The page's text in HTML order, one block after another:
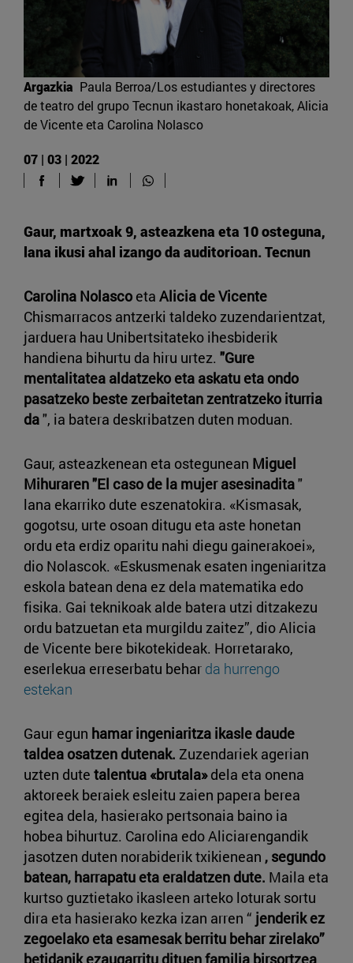
Argazkia Paula Berroa/Los estudiantes y directores
de teatro del grupo Tecnun ikastaro honetakoak, Alicia
de Vicente eta Carolina Nolasco
07 | 03 | 2022
Gaur, martxoak 9, asteazkena eta 10 osteguna,
lana ikusi ahal izango da auditorioan. Tecnun
Carolina Nolasco eta Alicia de Vicente
Chismarracos antzerki taldeko zuzendarientzat,
jarduera hau Unibertsitateko ihesbiderik
handiena bihurtu da hiru urtez. "Gure
mentalitatea aldatzeko eta askatu eta ondo
pasatzeko beste zerbaitetan zentratzeko iturria
da", ia batera deskribatzen duten moduan.
Gaur, asteazkenean eta ostegunean Miguel
Mihuraren "El caso de la mujer asesinadita"
lana ekarriko dute eszenatokira. «Kismasak,
gogotsu, urte osoan ditugu eta aste honetan
ordu eta erdiz oparitu nahi diegu gainerakoei»,
dio Nolascok. «Eskusmenak esaten ingeniaritza
eskola batean dena ez dela matematika edo
fisika. Gai teknikoak alde batera utzi ditzakezu
ordu batzuetan eta murgildu zaitez”, dio Alicia
de Vicente bere bikotekideak. Horretarako,
eserlekua erreserbatu behar da hurrengo
estekan
Gaur egun hamar ingeniaritza ikasle daude
taldea osatzen dutenak. Zuzendariek agerian
uzten dute talentua «brutala»dela eta onena
aktoreek beraiek esleitu zaien papera berea
egitea dela, hasierako pertsonaia baino ia
hobea bihurtuz. Carolina edo Aliciarengandik
jasotzen duten norabiderik txikienean , segundo
batean, harrapatu eta eraldatzen dute. Maila eta
kurtso guztietako ikasleen arteko loturak sortu
dira eta hasierako kezka izan arren “ jenderik ez
zegoelako eta esamesak berritu behar zirelako”